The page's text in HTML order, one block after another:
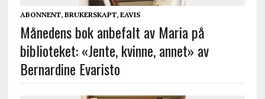
ABONNENT, BRUKERSKAPT, EAVIS
Månedens bok anbefalt av Maria på
biblioteket: «Jente, kvinne, annet» av
Bernardine Evaristo